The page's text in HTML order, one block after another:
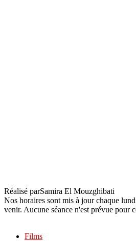
Réalisé parSamira El Mouzghibati
Nos horaires sont mis à jour chaque
venir. Aucune séance n'est prévue pour
Films